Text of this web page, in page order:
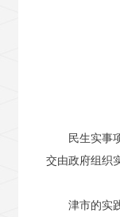
民生实事
交由政府组织
津市的实